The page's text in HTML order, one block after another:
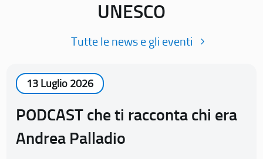
UNESCO
Tutte le news e gli eventi
13 Luglio 2026
PODCAST che ti racconta chi era
Andrea Palladio